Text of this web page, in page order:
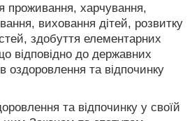
харчування,
виховання дітей, розвитку
здобуття елементарних
відповідно до державних
оздоровлення та відпочинку
та відпочинку у своїй